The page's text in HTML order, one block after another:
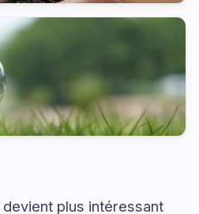
plus intéressant